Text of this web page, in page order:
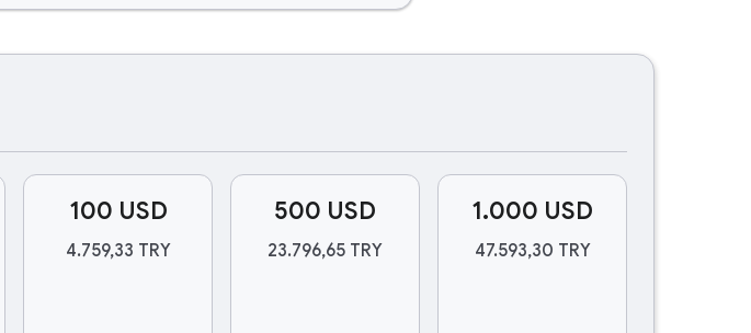
100 USD
4.759,33 TRY
500 USD
23.796,65 TRY
1.000 USD
47.593,30 TRY